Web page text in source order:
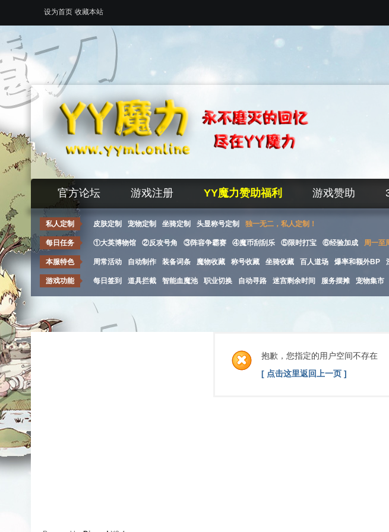
设为首页 收藏本站
官方论坛 游戏注册 YY魔力赞助福利 游戏赞助
私人定制 皮肤定制 宠物定制 坐骑定制 头显称号定制 独一无二，私人定制！
每日任务 ①大英博物馆 ②反攻号角 ③阵容争霸赛 ④魔币刮刮乐 ⑤限时打宝 ⑥经验加成 周一至
本服特色 周常活动 自动制作 装备词条 魔物收藏 称号收藏 坐骑收藏 百人道场 爆率和额外BP
游戏功能 每日签到 道具拦截 智能血魔池 职业切换 自动寻路 迷宫剩余时间 服务摆摊 宠物集市
抱歉，您指定的用户空间不存在
[ 点击这里返回上一页 ]